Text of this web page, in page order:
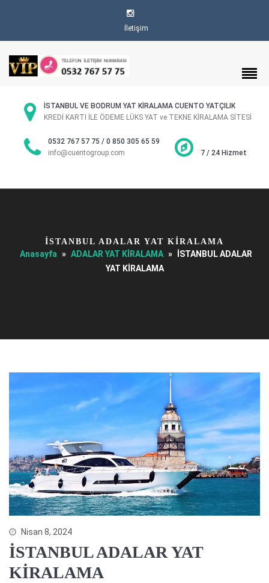
İletişim
İSTANBUL VE BODRUM YAT KİRALAMA CUENTO YATÇILIK
KREDİ KARTI İLE ÖDEME LÜKS YAT ve TEKNE KİRALAMA SİTESİ
0532 767 57 75 / 0 850 305 65 59
info@cuentogroup.com
7 / 24 Hizmet
İSTANBUL ADALAR YAT KİRALAMA
Anasayfa » ADALAR YAT KİRALAMA »
İSTANBUL ADALAR
YAT KİRALAMA
Nisan 8, 2024
İSTANBUL ADALAR YAT
KİRALAMA